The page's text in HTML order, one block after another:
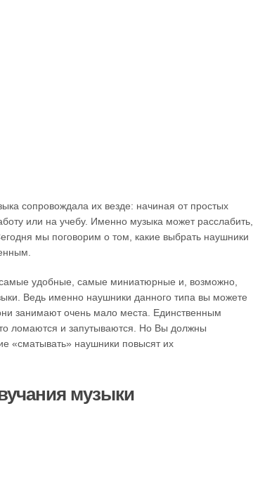
сопровождала их везде: начиная от простых
или на учебу. Именно музыка может расслабить,
мы поговорим о том, какие выбрать наушники
удобные, самые миниатюрные и, возможно,
Ведь именно наушники данного типа вы можете
занимают очень мало места. Единственным
ломаются и запутываются. Но Вы должны
«сматывать» наушники повысят их
музыки